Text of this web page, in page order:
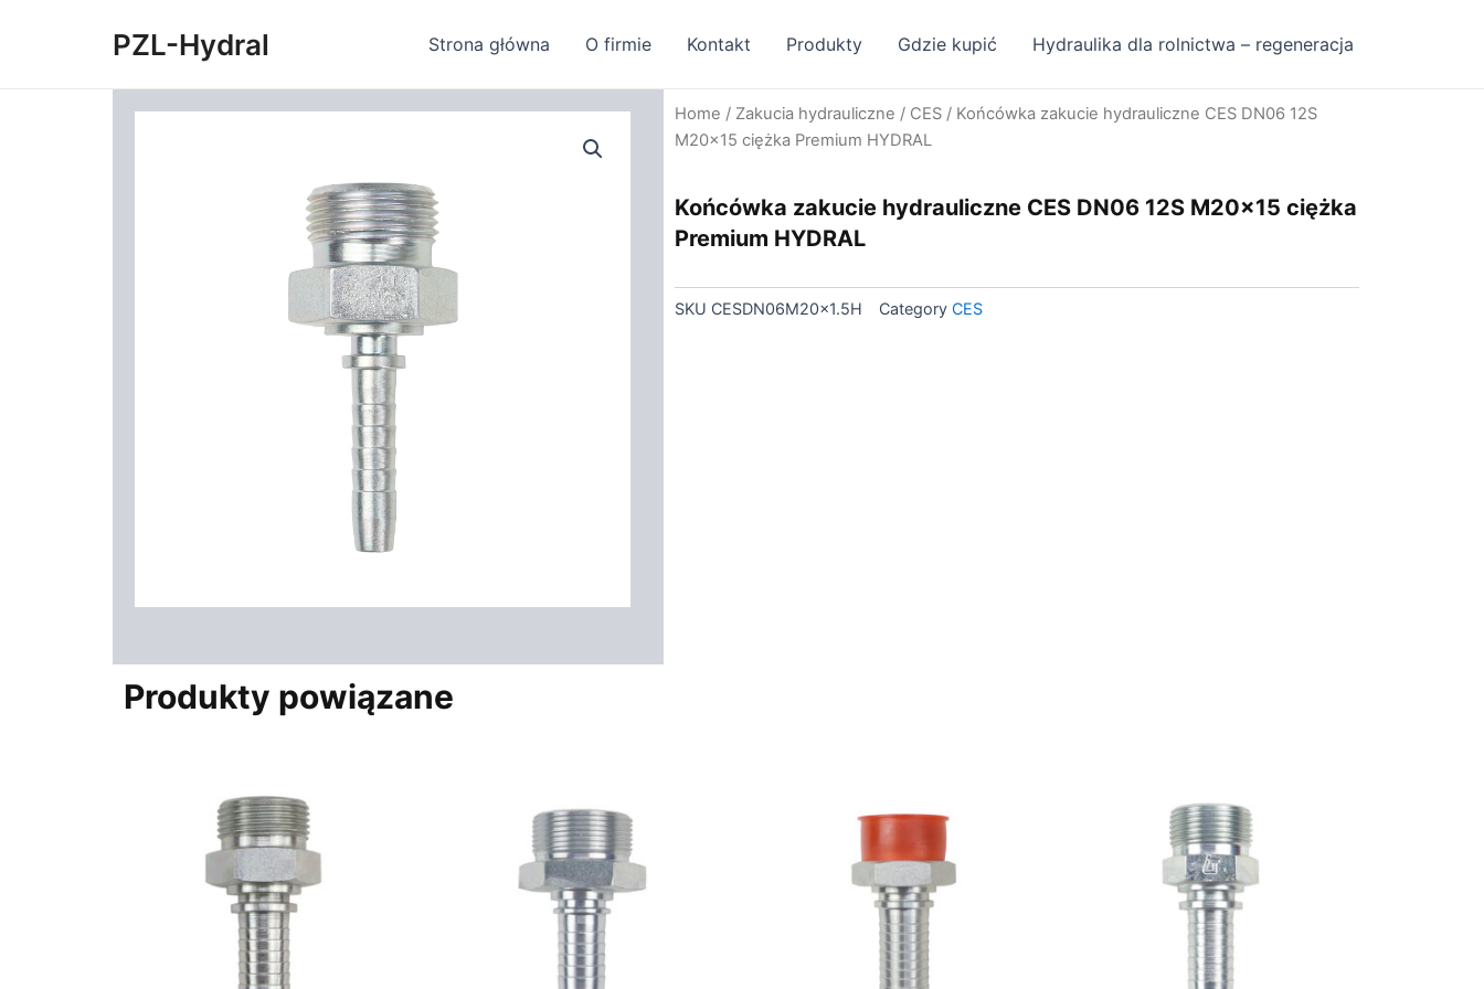
PZL-Hydral Strona główna O firmie Kontakt Produkty Gdzie kupić Hydraulika dla rolnictwa – regeneracja
Home / Zakucia hydrauliczne / CES / Końcówka zakucie hydrauliczne CES DN06 12S
M20x15 ciężka Premium HYDRAL
Końcówka zakucie hydrauliczne CES DN06 12S M20x15 ciężka
Premium HYDRAL
SKU CESDN06M20x1.5H Category CES
Produkty powiązane